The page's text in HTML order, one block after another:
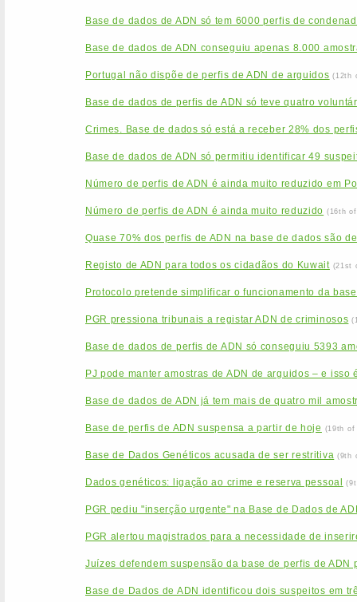
Base de dados de ADN só tem 6000 perfis de
Base de dados de ADN conseguiu apenas 8.000
Portugal não dispõe de perfis de ADN de arguidos (12th
Base de dados de perfis de ADN só teve quatro
Crimes. Base de dados só está a receber 28% dos
Base de dados de ADN só permitiu identificar 49
Número de perfis de ADN é ainda muito reduzido em
Número de perfis de ADN é ainda muito reduzido (16th
Quase 70% dos perfis de ADN na base de dados são
Registo de ADN para todos os cidadãos do Kuwait (21st
Protocolo pretende simplificar o funcionamento da
PGR pressiona tribunais a registar ADN de criminosos
Base de dados de perfis de ADN só conseguiu 5393
PJ pode manter amostras de ADN de arguidos – e isso
Base de dados de ADN já tem mais de quatro mil
Base de perfis de ADN suspensa a partir de hoje (19th of
Base de Dados Genéticos acusada de ser restritiva (9th
Dados genéticos: ligação ao crime e reserva pessoal
PGR pediu "inserção urgente" na Base de Dados de
PGR alertou magistrados para a necessidade de
Juízes defendem suspensão da base de perfis de ADN
Base de Dados de ADN identificou dois suspeitos em